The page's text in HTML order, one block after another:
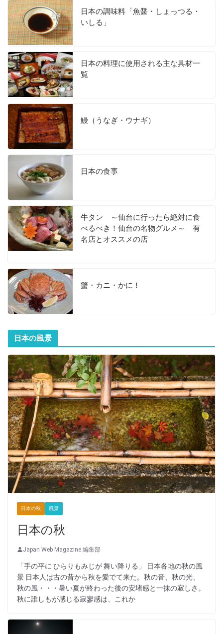
日本の調味料「魚醤・しょっつる・
いしる」
日本の料理に使用される主な具材一
覧
鰻（うなぎ・ウナギ）
日本の食事
牛タン ～仙台に行ったら絶対に食
べるべき！仙台の名物グルメ～ 有
名店とオススメの店
蟹・カニ・かに！
日本の風景
日本の秋 風景
日本の秋
Japan Web Magazine 編集部
「手の平に ひらりもみじが 舞い降りる」 日本各地の秋の風
景 日本人は古の昔から秋を愛でて来た。秋の音、秋の光、
秋の風・・・暑い夏が終わった後の安堵感と一抹の寂しさ。
秋に誰しもが感じる寂寥感は、これか